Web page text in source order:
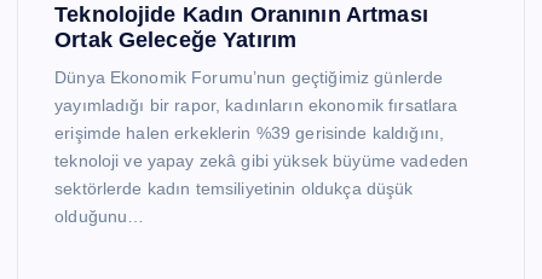
Teknolojide Kadın Oranının Artması
Ortak Geleceğe Yatırım
Dünya Ekonomik Forumu’nun geçtiğimiz günlerde
yayımladığı bir rapor, kadınların ekonomik fırsatlara
erişimde halen erkeklerin %39 gerisinde kaldığını,
teknoloji ve yapay zekâ gibi yüksek büyüme vadeden
sektörlerde kadın temsiliyetinin oldukça düşük
olduğunu…